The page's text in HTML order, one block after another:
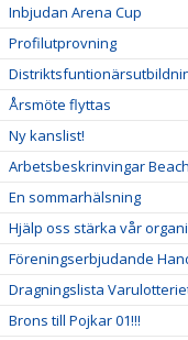
Inbjudan Arena Cup
Profilutprovning
Årsmöte flyttas
Ny kanslist!
Arbetsbeskrinvingar
En sommarhälsning
Hjälp oss stärka vår
Föreningserbjudande
Dragningslista
Brons till Pojkar 01!!!